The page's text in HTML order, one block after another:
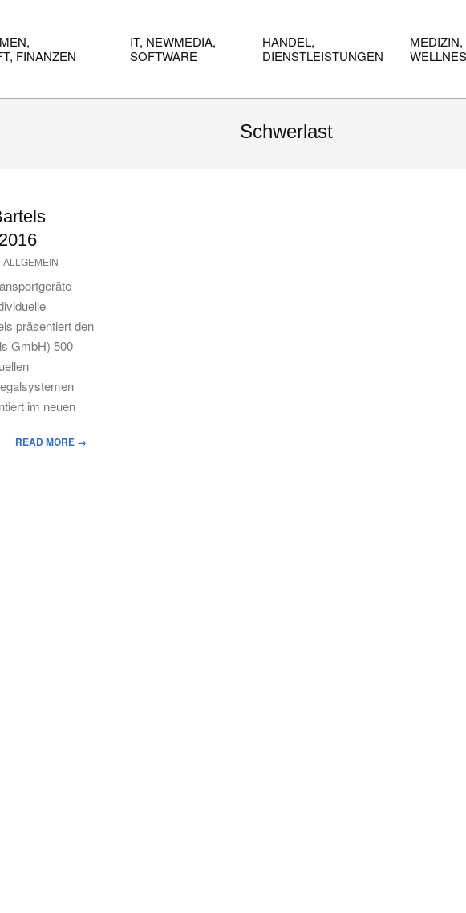
FINANZEN
IT, NEWMEDIA,
SOFTWARE
HANDEL,
DIENSTLEISTUNGEN
Schwerlast
ALLGEMEIN
präsentiert den
GmbH) 500
im neuen
READ MORE →